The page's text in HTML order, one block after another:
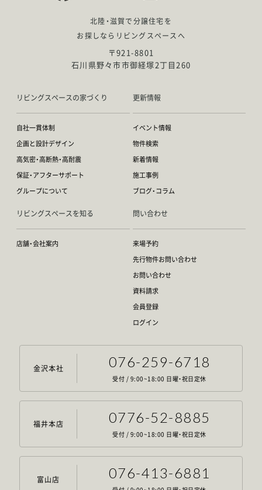
北陸・滋賀で分譲住宅を
お探しならリビングスペースへ
〒921-8801
石川県野々市市御経塚2丁目260
リビングスペースの家づくり
自社一貫体制
企画と設計デザイン
高気密・高断熱・高耐震
保証・アフターサポート
グループについて
更新情報
イベント情報
物件検索
新着情報
施工事例
ブログ・コラム
リビングスペースを知る
店舗・会社案内
問い合わせ
来場予約
先行物件お問い合わせ
お問い合わせ
資料請求
会員登録
ログイン
金沢本社 076-259-6718
受付 / 9:00~18:00 日曜・祝日定休
福井本店 0776-52-8885
受付 / 9:00~18:00 日曜・祝日定休
富山店 076-413-6881